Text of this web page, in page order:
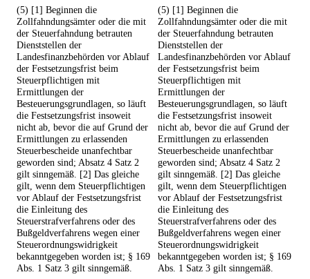
(5) [1] Beginnen die
Zollfahndungsämter oder die mit
der Steuerfahndung betrauten
Dienststellen der
Landesfinanzbehörden vor Ablauf
der Festsetzungsfrist beim
Steuerpflichtigen mit
Ermittlungen der
Besteuerungsgrundlagen, so läuft
die Festsetzungsfrist insoweit
nicht ab, bevor die auf Grund der
Ermittlungen zu erlassenden
Steuerbescheide unanfechtbar
geworden sind; Absatz 4 Satz 2
gilt sinngemäß. [2] Das gleiche
gilt, wenn dem Steuerpflichtigen
vor Ablauf der Festsetzungsfrist
die Einleitung des
Steuerstrafverfahrens oder des
Bußgeldverfahrens wegen einer
Steuerordnungswidrigkeit
bekanntgegeben worden ist; § 169
Abs. 1 Satz 3 gilt sinngemäß.
(5) [1] Beginnen die
Zollfahndungsämter oder die mit
der Steuerfahndung betrauten
Dienststellen der
Landesfinanzbehörden vor Ablauf
der Festsetzungsfrist beim
Steuerpflichtigen mit
Ermittlungen der
Besteuerungsgrundlagen, so läuft
die Festsetzungsfrist insoweit
nicht ab, bevor die auf Grund der
Ermittlungen zu erlassenden
Steuerbescheide unanfechtbar
geworden sind; Absatz 4 Satz 2
gilt sinngemäß. [2] Das gleiche
gilt, wenn dem Steuerpflichtigen
vor Ablauf der Festsetzungsfrist
die Einleitung des
Steuerstrafverfahrens oder des
Bußgeldverfahrens wegen einer
Steuerordnungswidrigkeit
bekanntgegeben worden ist; § 169
Abs. 1 Satz 3 gilt sinngemäß.